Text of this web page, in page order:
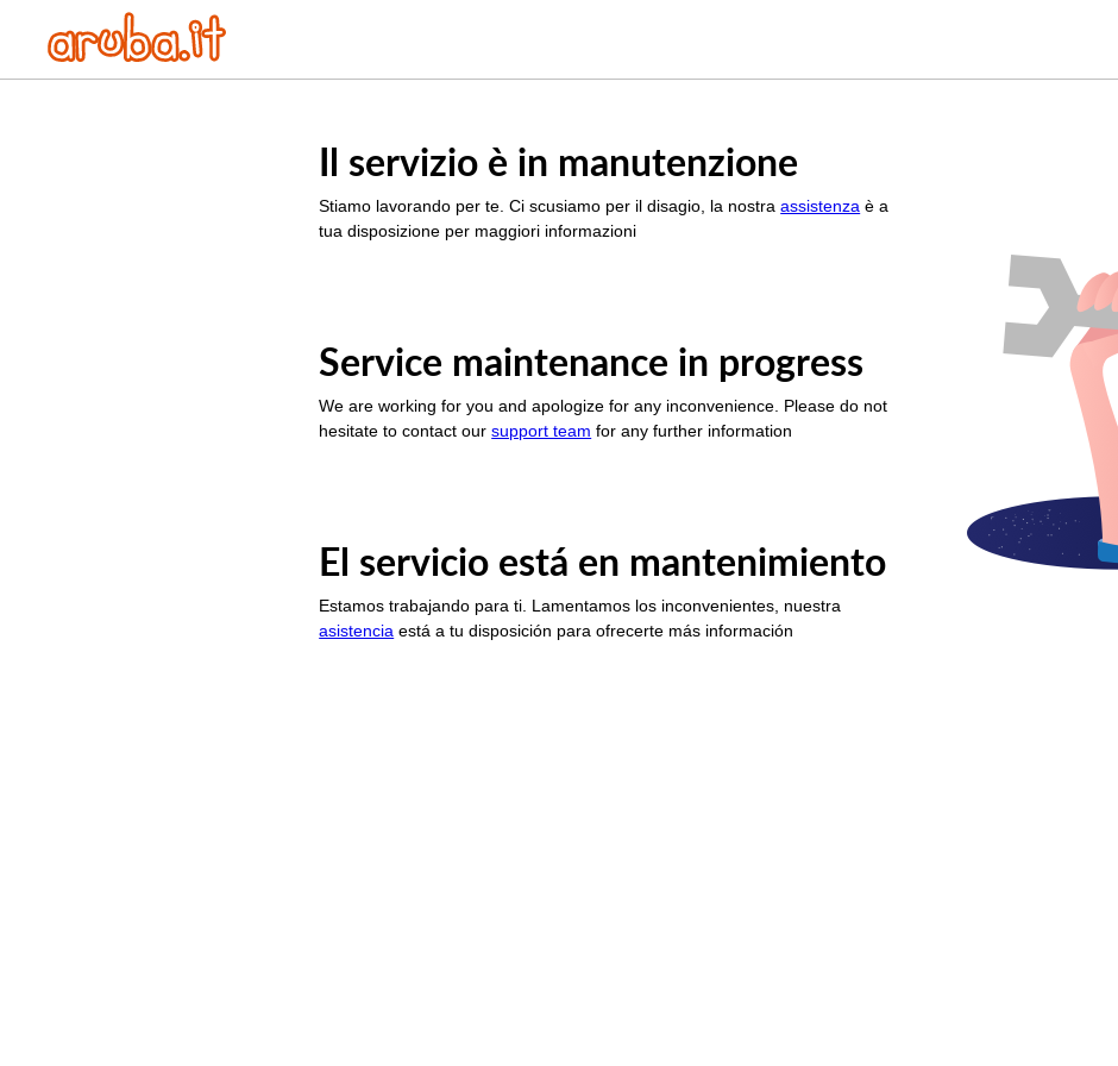
Il servizio è in manutenzione
Stiamo lavorando per te. Ci scusiamo per il disagio, la nostraassistenza è a
tua disposizione per maggiori informazioni
Service maintenance in progress
We are working for you and apologize for any inconvenience. Please do not
hesitate to contact oursupport team for any further information
El servicio está en mantenimiento
Estamos trabajando para ti. Lamentamos los inconvenientes, nuestra
asistencia está a tu disposición para ofrecerte más información